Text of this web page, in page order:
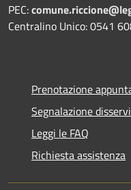
PEC:
Centralino Unico: 0541
Prenotazione
Segnalazione
Leggi le FAQ
Richiesta assistenza